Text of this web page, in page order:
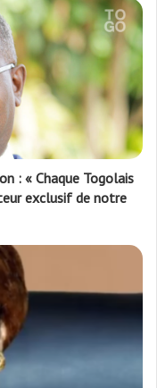
: « Chaque Togolais
exclusif de notre